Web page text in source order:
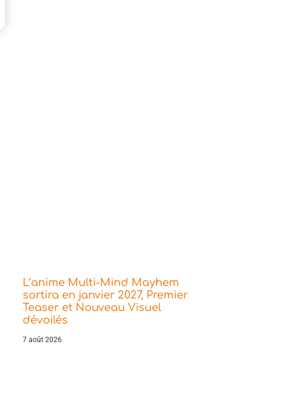
L’anime Multi-Mind Mayhem
sortira en janvier 2027, Premier
Teaser et Nouveau Visuel
dévoilés
7 août 2026